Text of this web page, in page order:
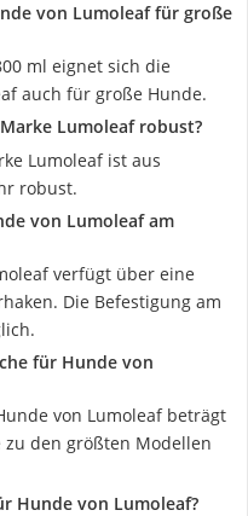
von Lumoleaf für große
ml eignet sich die
auch für große Hunde.
Lumoleaf robust?
Lumoleaf ist aus
robust.
von Lumoleaf am
verfügt über eine
Die Befestigung am
für Hunde von
von Lumoleaf beträgt
zu den größten Modellen
Hunde von Lumoleaf?